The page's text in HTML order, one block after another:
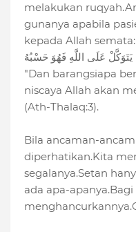
melakukan
gunanya apabila
kepada Allah semata:
عَلَى اللَّهِ فَهُوَ حَسْبُهُ
"Dan barangsiapa
niscaya Allah akan
(Ath-Thalaq:3).
Bila ancaman-
diperhatikan.Kita
segalanya.Setan
ada apa-